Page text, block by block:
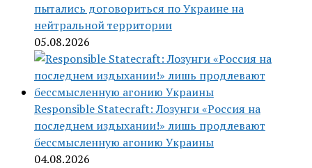
пытались договориться по Украине на
нейтральной территории
05.08.2026
Responsible Statecraft: Лозунги «Россия на
последнем издыхании!» лишь продлевают
бессмысленную агонию Украины
04.08.2026